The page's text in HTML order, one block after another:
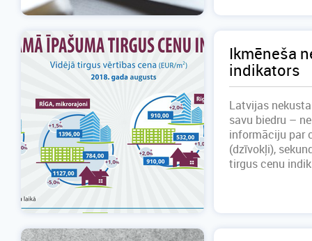
Ikmēneša
indikators
Latvijas
savu biedru –
informāciju par
(dzīvokļi),
tirgus cenu